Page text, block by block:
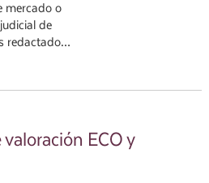
mercado o
de
redactado…
ECO y